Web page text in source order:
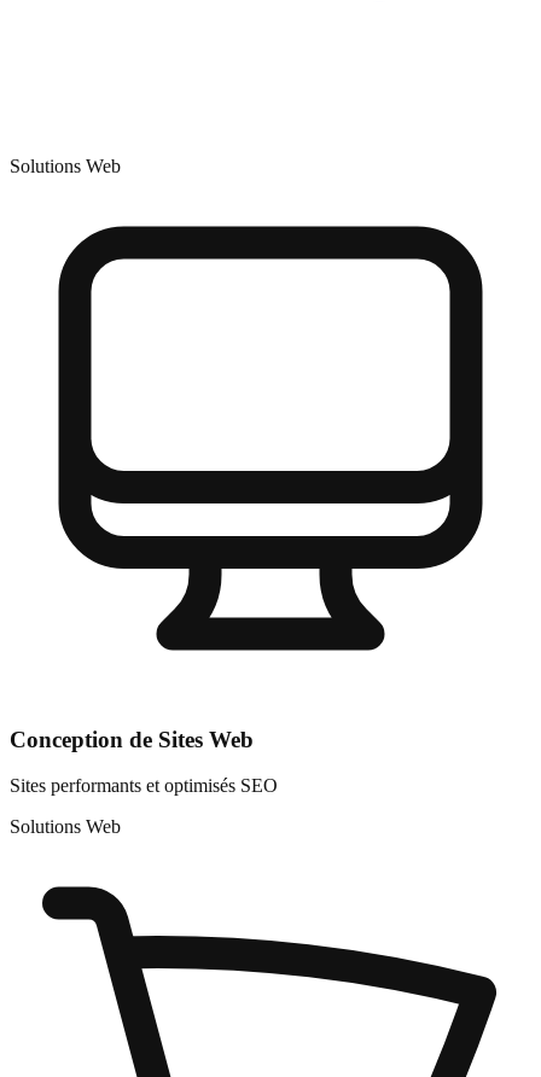
Solutions Web
Conception de Sites Web
Sites performants et optimisés SEO
Solutions Web